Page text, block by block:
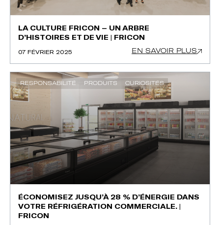
LA CULTURE FRICON – UN ARBRE
D’HISTOIRES ET DE VIE | FRICON
07 FÉVRIER 2025 EN SAVOIR PLUS
RESPONSABILITÉ PRODUITS CURIOSITÉS
ÉCONOMISEZ JUSQU’À 28 % D’ÉNERGIE DANS
VOTRE RÉFRIGÉRATION COMMERCIALE. |
FRICON